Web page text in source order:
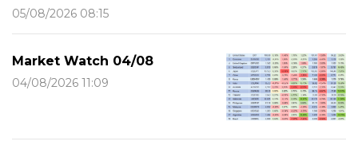
05/08/2026 08:15
Market Watch 04/08
04/08/2026 11:09